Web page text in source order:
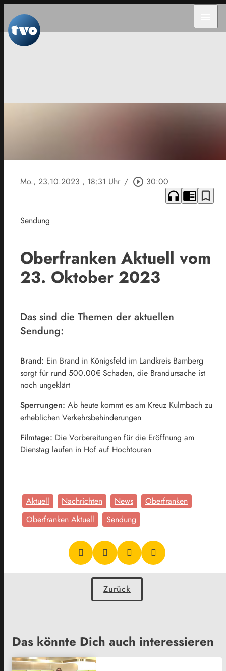
Mo., 23.10.2023 , 18:31 Uhr / play_circle_outline 30:00
headphones chrome_reader_mode bookmark_border
Sendung
Oberfranken Aktuell vom
23. Oktober 2023
Das sind die Themen der aktuellen
Sendung:
Brand: Ein Brand in Königsfeld im Landkreis Bamberg
sorgt für rund 500.00€ Schaden, die Brandursache ist
noch ungeklärt
Sperrungen: Ab heute kommt es am Kreuz Kulmbach zu
erheblichen Verkehrsbehinderungen
Filmtage: Die Vorbereitungen für die Eröffnung am
Dienstag laufen in Hof auf Hochtouren
Aktuell Nachrichten News
Oberfranken
Oberfranken Aktuell
Sendung
Zurück
Das könnte Dich auch interessieren